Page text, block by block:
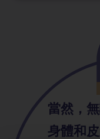
當然，
身體和